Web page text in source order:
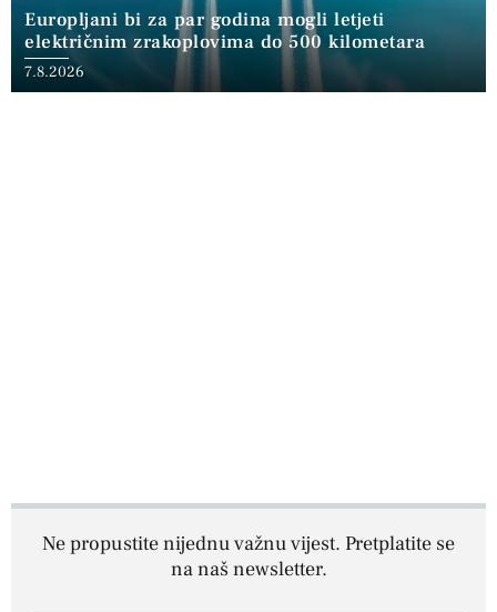
Europljani bi za par godina mogli letjeti
električnim zrakoplovima do 500 kilometara
7.8.2026
Ne propustite nijednu važnu vijest. Pretplatite se
na naš newsletter.